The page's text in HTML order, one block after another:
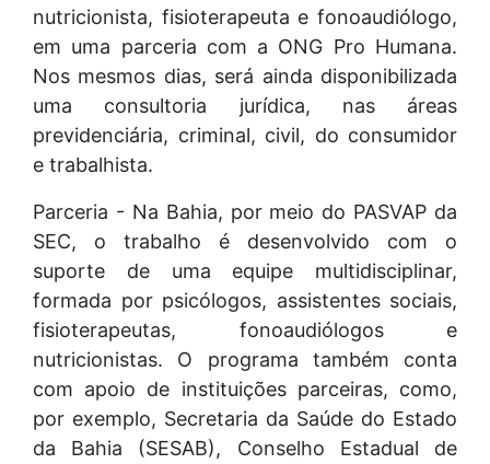
nutricionista, fisioterapeuta e fonoaudiólogo,
em uma parceria com a ONG Pro Humana.
Nos mesmos dias, será ainda disponibilizada
uma consultoria jurídica, nas áreas
previdenciária, criminal, civil, do consumidor
e trabalhista.
Parceria - Na Bahia, por meio do PASVAP da
SEC, o trabalho é desenvolvido com o
suporte de uma equipe multidisciplinar,
formada por psicólogos, assistentes sociais,
fisioterapeutas, fonoaudiólogos e
nutricionistas. O programa também conta
com apoio de instituições parceiras, como,
por exemplo, Secretaria da Saúde do Estado
da Bahia (SESAB), Conselho Estadual de